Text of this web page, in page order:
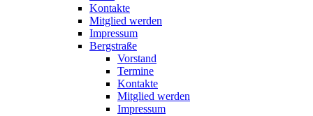
Kontakte
Mitglied werden
Impressum
Bergstraße
Vorstand
Termine
Kontakte
Mitglied werden
Impressum